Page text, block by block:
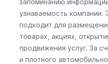
запоминанию
узнаваемость компании.
подходит для
товарах, акциях,
продвижения услуг. За
и плотного